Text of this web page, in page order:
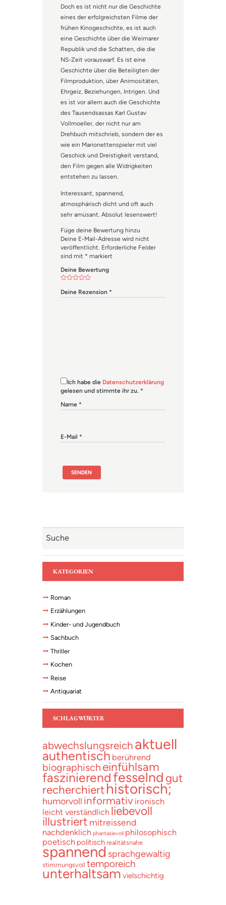
Doch es ist nicht nur die Geschichte
eines der erfolgreichsten Filme der
frühen Kinogeschichte, es ist auch
eine Geschichte über die Weimarer
Republik und die Schatten, die die
NS-Zeit vorauswarf. Es ist eine
Geschichte über die Beteiligten der
Filmproduktion, über Animositäten,
Ehrgeiz, Beziehungen, Intrigen. Und
es ist vor allem auch die Geschichte
des Tausendsassas Karl Gustav
Vollmoeller, der nicht nur am
Drehbuch mitschrieb, sondern der es
wie ein Marionettenspieler mit viel
Geschick und Dreistigkeit verstand,
den Film gegen alle Widrigkeiten
entstehen zu lassen.
Interessant, spannend,
atmosphärisch dicht und oft auch
sehr amüsant. Absolut lesenswert!
Füge deine Bewertung hinzu
Deine E-Mail-Adresse wird nicht
veröffentlicht. Erforderliche Felder
sind mit * markiert
Deine Bewertung
Deine Rezension *
Ich habe die Datenschutzerklärung
gelesen und stimmte ihr zu. *
Name *
E-Mail *
KATEGORIEN
Roman
Erzählungen
Kinder- und Jugendbuch
Sachbuch
Thriller
Kochen
Reise
Antiquariat
SCHLAGWÖRTER
abwechslungsreich aktuell
authentisch berührend
biographisch einfühlsam
faszinierendfesselnd gut
recherchierthistorisch;
humorvoll informativ ironisch
leicht verständlich liebevoll
illustriert mitreissend
nachdenklich phantasievoll philosophisch
poetisch politisch realitätsnahe
spannend sprachgewaltig
stimmungsvoll temporeich
unterhaltsam vielschichtig